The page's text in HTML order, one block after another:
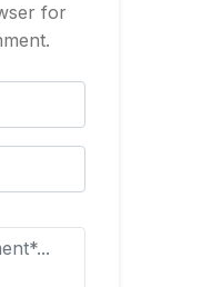
for